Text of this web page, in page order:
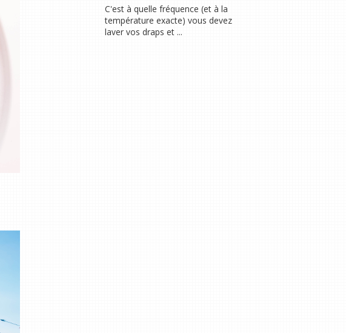
C'est à quelle fréquence (et à la
température exacte) vous devez
laver vos draps et ...